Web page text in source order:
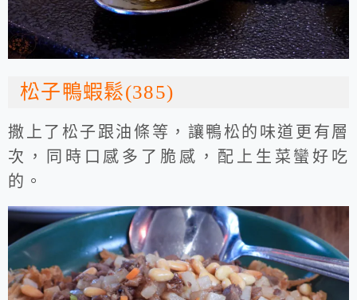
松子鴨蝦鬆(385)
撒上了松子跟油條等，讓鴨松的味道更有層
次，同時口感多了脆感，配上生菜蠻好吃
的。